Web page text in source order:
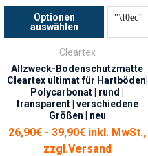
Optionen
auswählen
Cleartex
Allzweck-Bodenschutzmatte
Cleartex ultimat für Hartböden|
Polycarbonat | rund |
transparent | verschiedene
Größen | neu
26,90€ - 39,90€ inkl. MwSt.,
zzgl.Versand